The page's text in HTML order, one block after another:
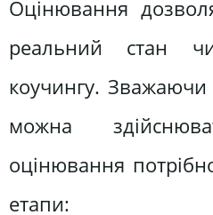
Оцінювання
реальний стан
коучингу.
можна
оцінювання
етапи: